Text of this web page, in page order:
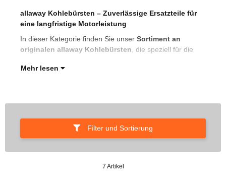
allaway Kohlebürsten – Zuverlässige Ersatzteile für
eine langfristige Motorleistung
In dieser Kategorie finden Sie unser Sortiment an
originalen allaway Kohlebürsten , die speziell für die
Mehr lesen
Filter und Sortierung
7 Artikel